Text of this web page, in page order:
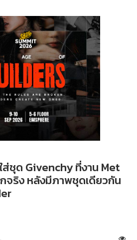
ชุด Givenchy ที่งาน Met
จริง หลังมีภาพชุดเดียวกัน